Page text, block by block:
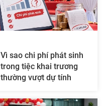
Vì sao chi phí phát sinh
trong tiệc khai trương
thường vượt dự tính